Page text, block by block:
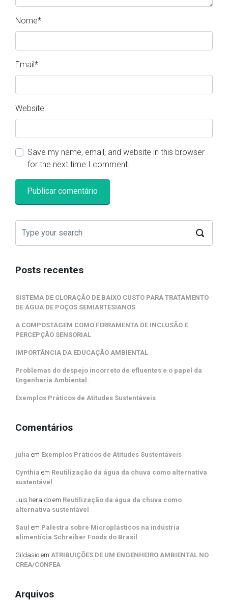
Nome*
Email*
Website
Save my name, email, and website in this browser
for the next time I comment.
Posts recentes
SISTEMA DE CLORAÇÃO DE BAIXO CUSTO PARA TRATAMENTO
DE ÁGUA DE POÇOS SEMIARTESIANOS
A COMPOSTAGEM COMO FERRAMENTA DE INCLUSÃO E
PERCEPÇÃO SENSORIAL
IMPORTÂNCIA DA EDUCAÇÃO AMBIENTAL
Problemas do despejo incorreto de efluentes e o papel da
Engenharia Ambiental.
Exemplos Práticos de Atitudes Sustentáveis
Comentários
julia em Exemplos Práticos de Atitudes Sustentáveis
Cynthia em Reutilização da água da chuva como alternativa
sustentável
Luis heraldo em Reutilização da água da chuva como
alternativa sustentável
Saul em Palestra sobre Microplásticos na indústria
alimentícia Schreiber Foods do Brasil
Gildasio em ATRIBUIÇÕES DE UM ENGENHEIRO AMBIENTAL NO
CREA/CONFEA
Arquivos